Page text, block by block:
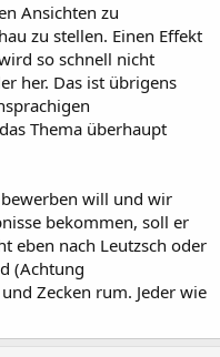
Ansichten zu
zu stellen. Einen Effekt
so schnell nicht
her. Das ist übrigens
Thema überhaupt
will und wir
bekommen, soll er
eben nach Leutzsch oder
(Achtung
Zecken rum. Jeder wie